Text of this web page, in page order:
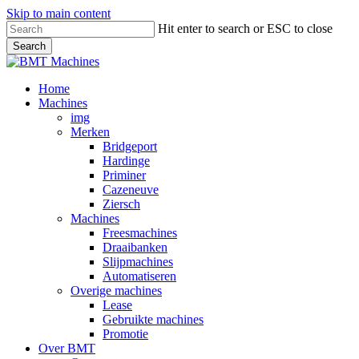
Skip to main content
Hit enter to search or ESC to close
Search
Close
Bekijk
onze
Home
Machines
img
Merken
Bridgeport
Hardinge
Priminer
Cazeneuve
Ziersch
Machines
Freesmachines
Draaibanken
Slijpmachines
Automatiseren
Overige machines
Lease
Gebruikte machines
Promotie
Over BMT